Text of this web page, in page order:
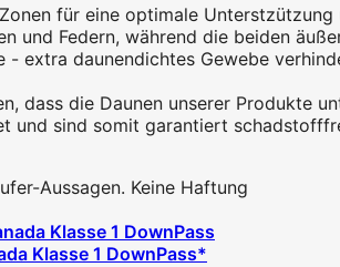
für eine optimale
und Federn, während die beiden
extra daunendichtes Gewebe
dass die Daunen unserer Produkte
und sind somit garantiert
Aussagen. Keine Haftung
Klasse 1 DownPass*